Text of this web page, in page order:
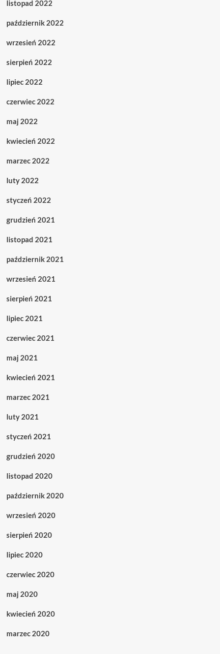
listopad 2022
październik 2022
wrzesień 2022
sierpień 2022
lipiec 2022
czerwiec 2022
maj 2022
kwiecień 2022
marzec 2022
luty 2022
styczeń 2022
grudzień 2021
listopad 2021
październik 2021
wrzesień 2021
sierpień 2021
lipiec 2021
czerwiec 2021
maj 2021
kwiecień 2021
marzec 2021
luty 2021
styczeń 2021
grudzień 2020
listopad 2020
październik 2020
wrzesień 2020
sierpień 2020
lipiec 2020
czerwiec 2020
maj 2020
kwiecień 2020
marzec 2020